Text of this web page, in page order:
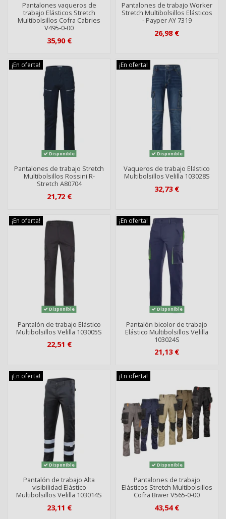
Pantalones vaqueros de
trabajo Elásticos Stretch
Multibolsillos Cofra Cabries
V495-0-00
35,90 €
Pantalones de trabajo Worker
Stretch Multibolsillos Elásticos
- Payper AY 7319
26,98 €
¡En oferta!
Disponible
Pantalones de trabajo Stretch
Multibolsillos Rossini R-
Stretch A80704
21,72 €
¡En oferta!
Disponible
Vaqueros de trabajo Elástico
Multibolsillos Velilla 103028S
32,73 €
¡En oferta!
Disponible
Pantalón de trabajo Elástico
Multibolsillos Velilla 103005S
22,51 €
¡En oferta!
Disponible
Pantalón bicolor de trabajo
Elástico Multibolsillos Velilla
103024S
21,13 €
¡En oferta!
Disponible
Pantalón de trabajo Alta
visibilidad Elástico
Multibolsillos Velilla 103014S
23,11 €
¡En oferta!
Disponible
Pantalones de trabajo
Elásticos Stretch Multibolsillos
Cofra Biwer V565-0-00
43,54 €